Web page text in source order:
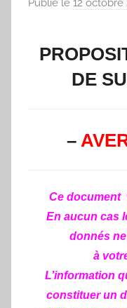
Publié le 12 octobre
DE
–
Ce document
En aucun cas
donnés
à
L’information
constituer un